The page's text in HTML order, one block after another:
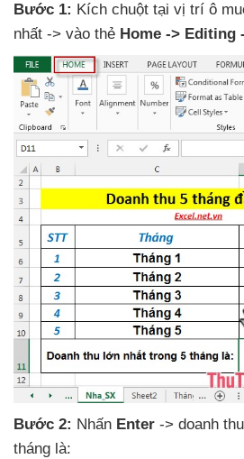
Bước 1: Kích chuột tại vị trí ô
nhất -> vào thẻ Home -> Editing
Bước 2: Nhấn Enter -> doanh
tháng là: